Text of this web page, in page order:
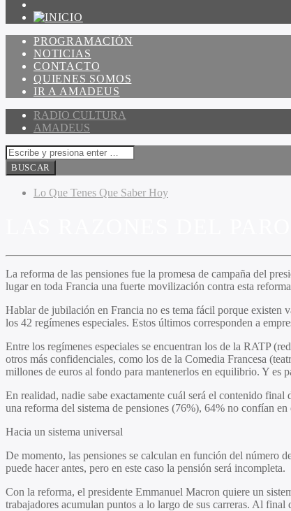
PROGRAMACIÓN
NOTICIAS
CONTACTO
QUIENES SOMOS
IR A AMADEUS
RADIO CULTURA
AMADEUS
Lo Que Tenes Que Saber Hoy
La reforma de las pensiones fue la promesa de campaña del
lugar en toda Francia una fuerte movilización contra esta
Hablar de jubilación en Francia no es tema fácil porque existen
los 42 regímenes especiales. Estos últimos corresponden a
Entre los regímenes especiales se encuentran los de la RATP
otros más confidenciales, como los de la Comedia Francesa
millones de euros al fondo para mantenerlos en equilibrio. Y es
En realidad, nadie sabe exactamente cuál será el contenido
una reforma del sistema de pensiones (76%), 64% no confían
Hacia un sistema universal
De momento, las pensiones se calculan en función del número
puede hacer antes, pero en este caso la pensión será incompleta.
Con la reforma, el presidente Emmanuel Macron quiere un
trabajadores acumulan puntos a lo largo de sus carreras. Al